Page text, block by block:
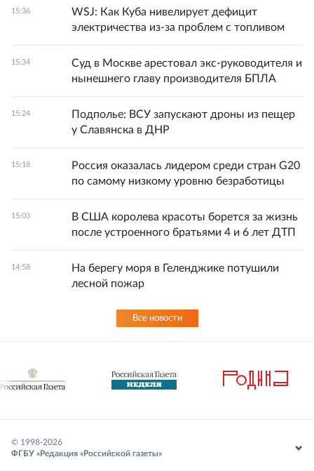
15:36
WSJ: Как Куба нивелирует дефицит
электричества из-за проблем с топливом
15:34
Суд в Москве арестовал экс-руководителя и
нынешнего главу производителя БПЛА
15:24
Подполье: ВСУ запускают дроны из пещер
у Славянска в ДНР
15:18
Россия оказалась лидером среди стран G20
по самому низкому уровню безработицы
15:03
В США королева красоты борется за жизнь
после устроенного братьями 4 и 6 лет ДТП
14:58
На берегу моря в Геленджике потушили
лесной пожар
Все новости
© 1998-2026
ФГБУ «Редакция «Российской газеты»